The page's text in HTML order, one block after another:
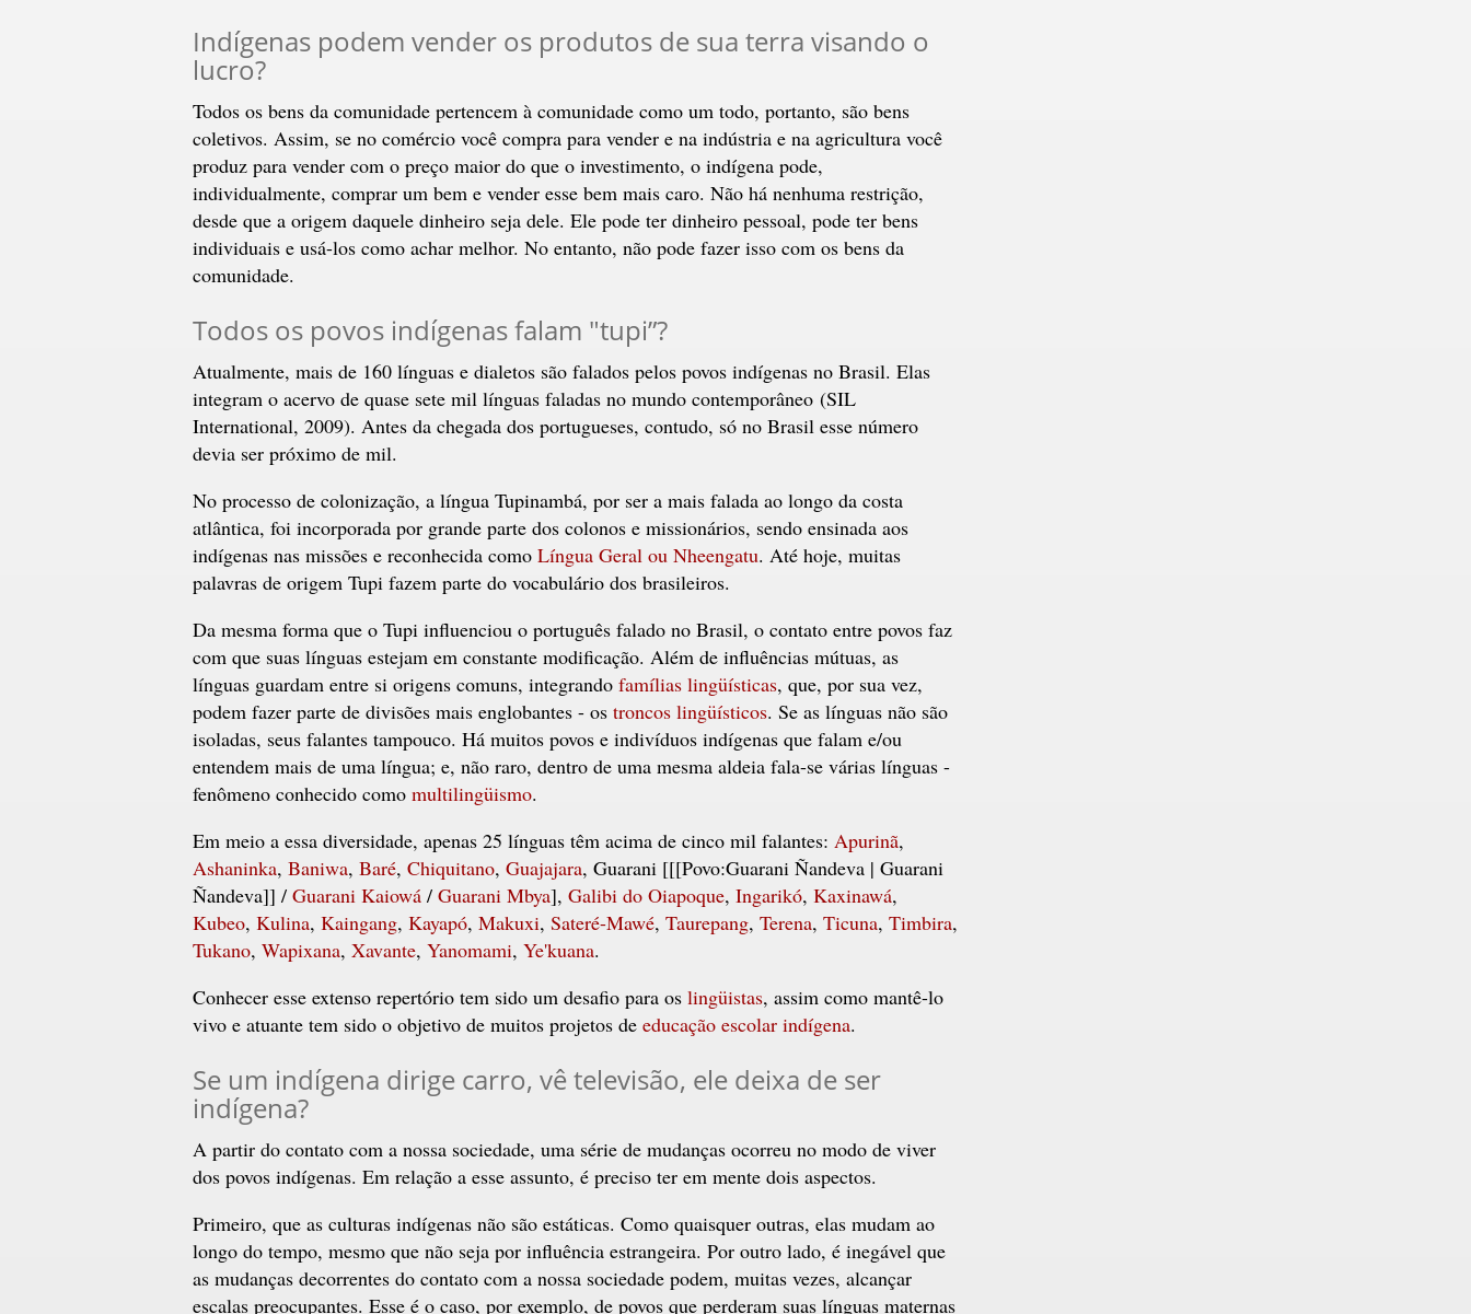
Indígenas podem vender os produtos de sua terra visando o
lucro?
Todos os bens da comunidade pertencem à comunidade como um todo, portanto, são bens
coletivos. Assim, se no comércio você compra para vender e na indústria e na agricultura você
produz para vender com o preço maior do que o investimento, o indígena pode,
individualmente, comprar um bem e vender esse bem mais caro. Não há nenhuma restrição,
desde que a origem daquele dinheiro seja dele. Ele pode ter dinheiro pessoal, pode ter bens
individuais e usá-los como achar melhor. No entanto, não pode fazer isso com os bens da
comunidade.
Todos os povos indígenas falam "tupi”?
Atualmente, mais de 160 línguas e dialetos são falados pelos povos indígenas no Brasil. Elas
integram o acervo de quase sete mil línguas faladas no mundo contemporâneo (SIL
International, 2009). Antes da chegada dos portugueses, contudo, só no Brasil esse número
devia ser próximo de mil.
No processo de colonização, a língua Tupinambá, por ser a mais falada ao longo da costa
atlântica, foi incorporada por grande parte dos colonos e missionários, sendo ensinada aos
indígenas nas missões e reconhecida como Língua Geral ou Nheengatu. Até hoje, muitas
palavras de origem Tupi fazem parte do vocabulário dos brasileiros.
Da mesma forma que o Tupi influenciou o português falado no Brasil, o contato entre povos faz
com que suas línguas estejam em constante modificação. Além de influências mútuas, as
línguas guardam entre si origens comuns, integrando famílias lingüísticas, que, por sua vez,
podem fazer parte de divisões mais englobantes - os troncos lingüísticos. Se as línguas não são
isoladas, seus falantes tampouco. Há muitos povos e indivíduos indígenas que falam e/ou
entendem mais de uma língua; e, não raro, dentro de uma mesma aldeia fala-se várias línguas -
fenômeno conhecido como multilingüismo.
Em meio a essa diversidade, apenas 25 línguas têm acima de cinco mil falantes: Apurinã,
Ashaninka, Baniwa, Baré, Chiquitano, Guajajara, Guarani [[[Povo:Guarani Ñandeva | Guarani
Ñandeva]] / Guarani Kaiowá/ Guarani Mbya], Galibi do Oiapoque, Ingarikó, Kaxinawá,
Kubeo, Kulina, Kaingang, Kayapó, Makuxi, Sateré-Mawé, Taurepang, Terena, Ticuna, Timbira,
Tukano, Wapixana, Xavante, Yanomami, Ye'kuana.
Conhecer esse extenso repertório tem sido um desafio para os lingüistas, assim como mantê-lo
vivo e atuante tem sido o objetivo de muitos projetos de educação escolar indígena.
Se um indígena dirige carro, vê televisão, ele deixa de ser
indígena?
A partir do contato com a nossa sociedade, uma série de mudanças ocorreu no modo de viver
dos povos indígenas. Em relação a esse assunto, é preciso ter em mente dois aspectos.
Primeiro, que as culturas indígenas não são estáticas. Como quaisquer outras, elas mudam ao
longo do tempo, mesmo que não seja por influência estrangeira. Por outro lado, é inegável que
as mudanças decorrentes do contato com a nossa sociedade podem, muitas vezes, alcançar
escalas preocupantes. Esse é o caso, por exemplo, de povos que perderam suas línguas maternas